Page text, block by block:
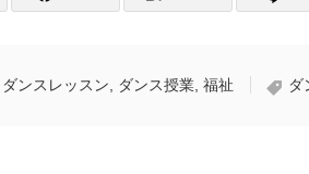
ダンスレッスン ダンス授業 福祉 ダ